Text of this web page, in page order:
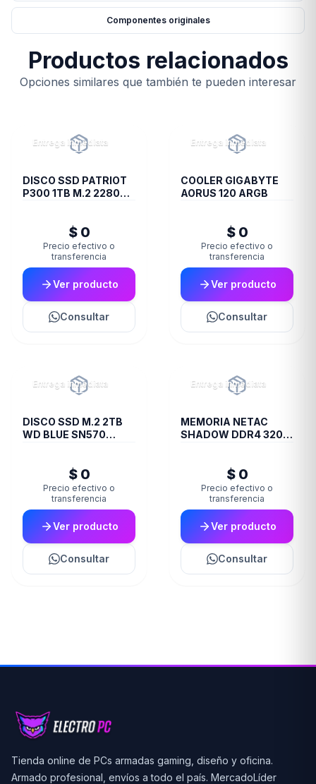
Componentes originales
Productos relacionados
Opciones similares que también te pueden interesar
Entrega inmediata
DISCO SSD PATRIOT
P300 1TB M.2 2280
$ 0
Precio efectivo o
transferencia
Ver producto
Consultar
Entrega inmediata
COOLER GIGABYTE
AORUS 120 ARGB
$ 0
Precio efectivo o
transferencia
Ver producto
Consultar
Entrega inmediata
DISCO SSD M.2 2TB
WD BLUE SN570
$ 0
Precio efectivo o
transferencia
Ver producto
Consultar
Entrega inmediata
MEMORIA NETAC
SHADOW DDR4 3200
$ 0
Precio efectivo o
transferencia
Ver producto
Consultar
Tienda online de PCs armadas gaming, diseño y oficina.
Armado profesional, envíos a todo el país. MercadoLíder